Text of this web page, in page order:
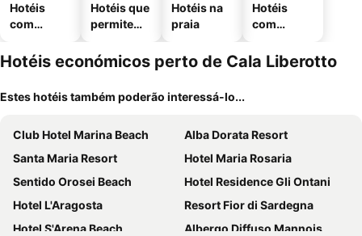
Hotéis
com
Hotéis que
permitem
Hotéis na
praia
Hotéis
com
mento
Hotéis económicos perto de Cala Liberotto
Estes hotéis também poderão interessá-lo...
Club Hotel Marina Beach
Alba Dorata Resort
Santa Maria Resort
Hotel Maria Rosaria
Sentido Orosei Beach
Hotel Residence Gli Ontani
Hotel L'Aragosta
Resort Fior di Sardegna
Hotel S'Arena Beach
Albergo Diffuso Mannois